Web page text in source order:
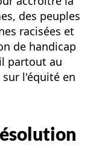
des peuples
racisées et
de handicap
partout au
sur l'équité en